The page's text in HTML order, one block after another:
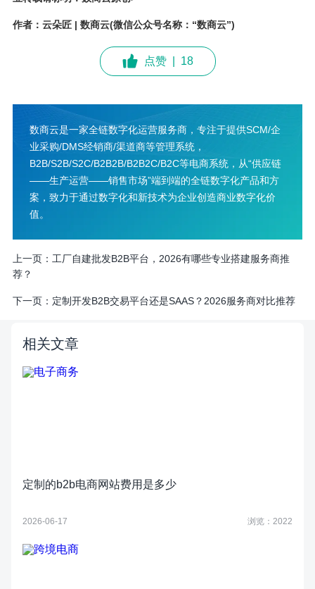
作者：云朵匠 | 数商云(微信公众号名称：“数商云”)
点赞 18
数商云是一家全链数字化运营服务商，专注于提供SCM/企
业采购/DMS经销商/渠道商等管理系统，
B2B/S2B/S2C/B2B2B/B2B2C/B2C等电商系统，从“供应链
——生产运营——销售市场”端到端的全链数字化产品和方
案，致力于通过数字化和新技术为企业创造商业数字化价
值。
上一页： 工厂自建批发B2B平台，2026有哪些专业搭建服务商推
荐？
下一页： 定制开发B2B交易平台还是SAAS？2026服务商对比推荐
相关文章
定制的b2b电商网站费用是多少
2026-06-17 浏览：2022